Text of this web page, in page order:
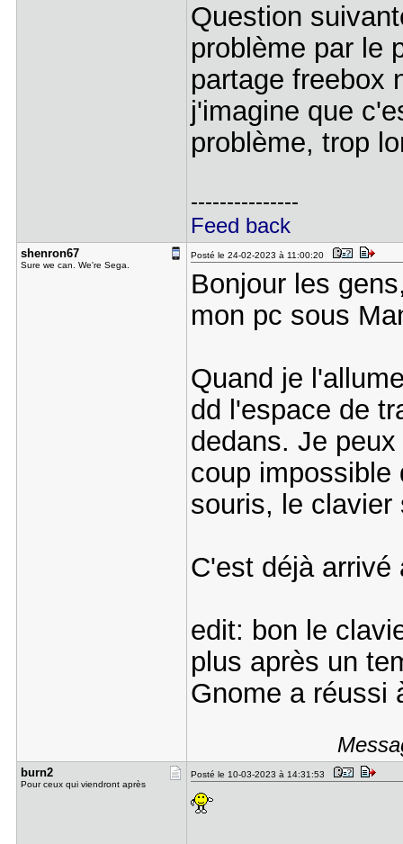
Question
problème par le
partage freebox
j'imagine que
problème, trop
---------------
Feed back
shenron67
Sure we can. We're Sega.
Posté le 24-02-2023 à 11:00:20
Bonjour les
mon pc sous
Quand je
dd l'espace de
dedans. Je
coup impossible
souris, le clavier
C'est déjà arrivé
edit: bon le
plus après un
Gnome a réussi
burn2
Pour ceux qui viendront après
Posté le 10-03-2023 à 14:31:53